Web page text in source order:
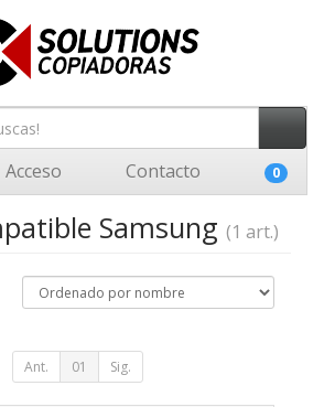
Acceso Contacto 0
Samsung (1 art.)
Ant. 01 Sig.